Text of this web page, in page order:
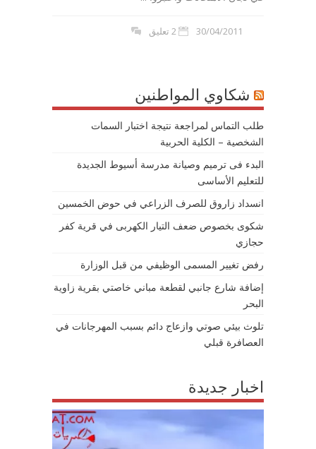
30/04/2011 2 تعليق
شكاوي المواطنين
طلب التماس لمراجعة نتيجة اختبار السمات
الشخصية – الكلية الحربية
البدء فى ترميم وصيانة مدرسة أسيوط الجديدة
للتعليم الأساسى
انسداد زاروق للصرف الزراعي في حوض الخمسين
شكوى بخصوص ضعف التيار الكهربى في قرية كفر
حجازي
رفض تغيير المسمى الوظيفي من قبل الوزارة
إضافة شارع جانبي لقطعة مباني خاصتي بقرية زاوية
البحر
تلوث بيئي صوتي وازعاج دائم بسبب المهرجانات في
العصافرة قبلي
اخبار جديدة